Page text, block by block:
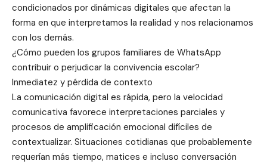
condicionados por dinámicas digitales que afectan la
forma en que interpretamos la realidad y nos relacionamos
con los demás.
¿Cómo pueden los grupos familiares de WhatsApp
contribuir o perjudicar la convivencia escolar?
Inmediatez y pérdida de contexto
La comunicación digital es rápida, pero la velocidad
comunicativa favorece interpretaciones parciales y
procesos de amplificación emocional difíciles de
contextualizar. Situaciones cotidianas que probablemente
requerían más tiempo, matices e incluso conversación